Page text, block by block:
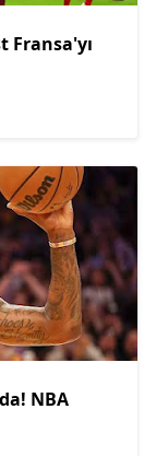
Fransa'yı
NBA